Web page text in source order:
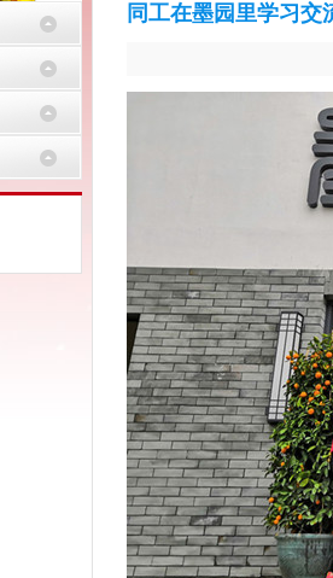
同工在墨园里学习交